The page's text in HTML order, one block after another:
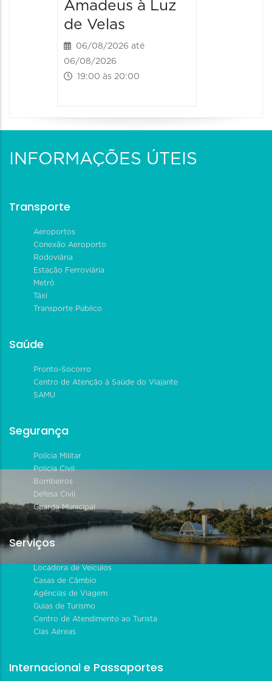
Amadeus à Luz
de Velas
06/08/2026 até
06/08/2026
19:00 às 20:00
INFORMAÇÕES ÚTEIS
Transporte
Aeroportos
Conexão Aeroporto
Rodoviária
Estação Ferroviária
Metrô
Táxi
Transporte Público
Saúde
Pronto-Socorro
Centro de Atenção à Saúde do Viajante
SAMU
Segurança
Polícia Militar
Polícia Civil
Bombeiros
Defesa Civil
Guarda Municipal
Serviços
Locadora de Veículos
Casas de Câmbio
Agências de Viagem
Guias de Turismo
Centro de Atendimento ao Turista
Cias Aéreas
Internacional e Passaportes